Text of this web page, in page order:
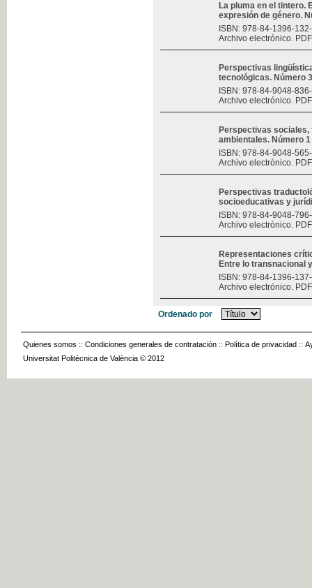
La pluma en el tintero.
expresión de género.
ISBN: 978-84-1396-
Archivo electrónico.
Perspectivas
tecnológicas. Número 3
ISBN: 978-84-9048-
Archivo electrónico.
Perspectivas
ambientales. Número 1
ISBN: 978-84-9048-
Archivo electrónico.
Perspectivas
socioeducativas y
ISBN: 978-84-9048-
Archivo electrónico.
Representaciones
Entre lo transnacional
ISBN: 978-84-1396-
Archivo electrónico.
Ordenado por
Quienes somos :: Condiciones generales de contratación :: Política de privacidad ::
Universitat Politècnica de València © 2012